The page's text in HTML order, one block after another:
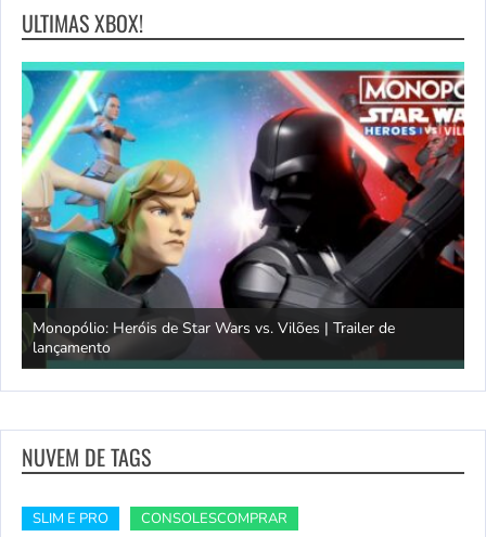
ULTIMAS XBOX!
Monopólio: Heróis de Star Wars vs. Vilões | Trailer de
lançamento
NUVEM DE TAGS
SLIM E PRO
CONSOLESCOMPRAR